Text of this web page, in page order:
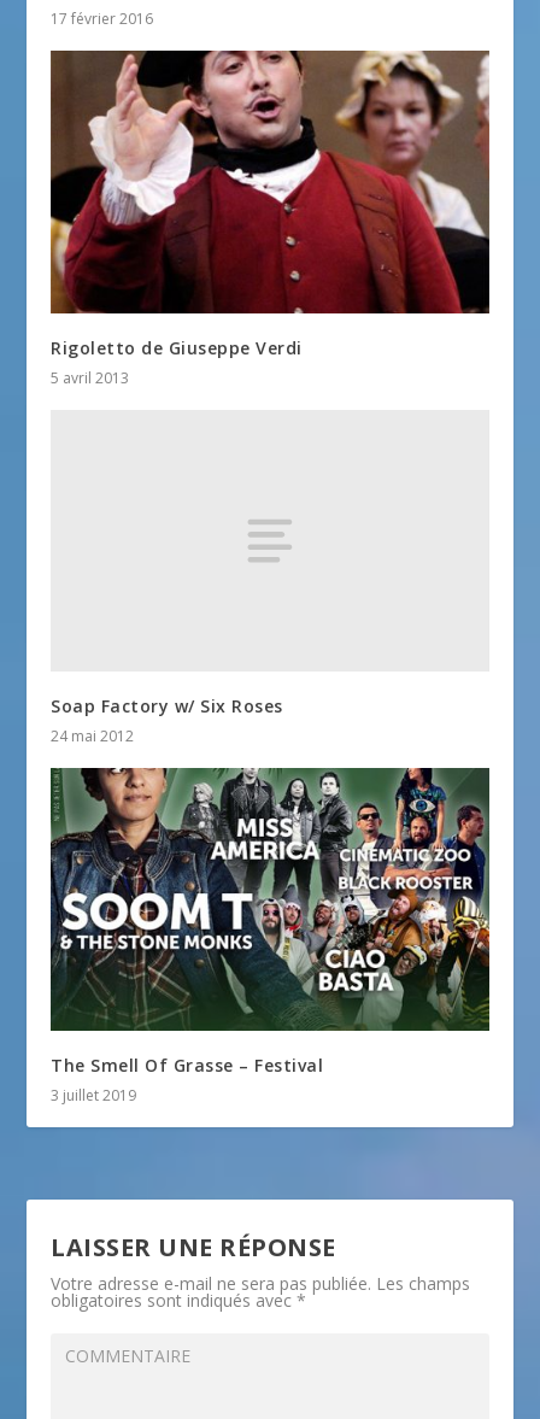
17 février 2016
Rigoletto de Giuseppe Verdi
5 avril 2013
Soap Factory w/ Six Roses
24 mai 2012
The Smell Of Grasse – Festival
3 juillet 2019
LAISSER UNE RÉPONSE
Votre adresse e-mail ne sera pas publiée. Les champs
obligatoires sont indiqués avec*